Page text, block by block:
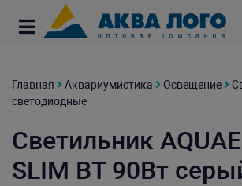
Главная Аквариумистика Освещение
светодиодные
Светильник
SLIM BT 90Вт